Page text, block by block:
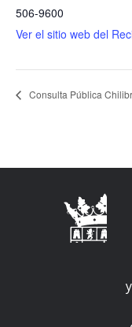
506-9600
Ver el sitio web del
Consulta Pública